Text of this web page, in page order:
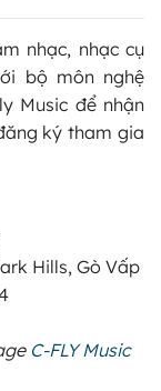
nhạc, nhạc cụ
bộ môn nghệ
Music để nhận
ký tham gia
Hills, Gò Vấp
C-FLY Music